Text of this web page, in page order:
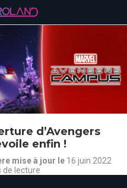
d’Avengers
enfin !
mise à jour le 16 juin 2022
de lecture